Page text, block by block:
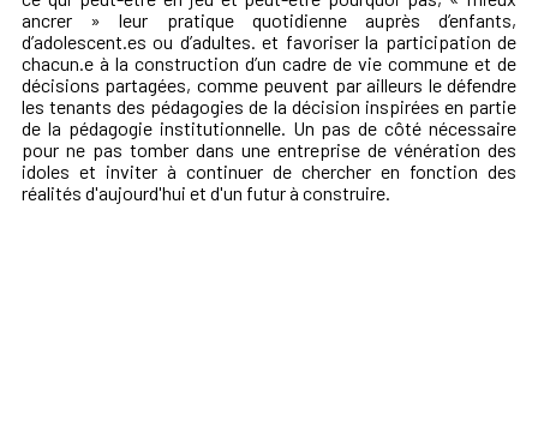
ancrer » leur pratique quotidienne auprès d’enfants,
d’adolescent.es ou d’adultes. et favoriser la participation de
chacun.e à la construction d’un cadre de vie commune et de
décisions partagées, comme peuvent par ailleurs le défendre
les tenants des pédagogies de la décision inspirées en partie
de la pédagogie institutionnelle. Un pas de côté nécessaire
pour ne pas tomber dans une entreprise de vénération des
idoles et inviter à continuer de chercher en fonction des
réalités d'aujourd'hui et d'un futur à construire.